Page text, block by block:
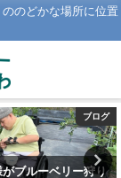
のどかな場所に位置
お知らせ
ルーベリーが購入